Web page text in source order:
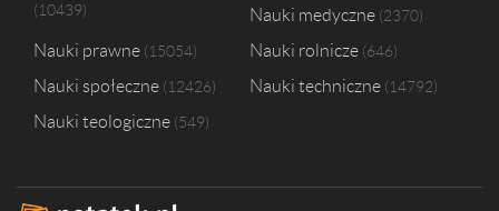
10439 Nauki medyczne 2370
Nauki prawne 15054 Nauki rolnicze 646
Nauki społeczne 12426 Nauki techniczne 14792
Nauki teologiczne 549